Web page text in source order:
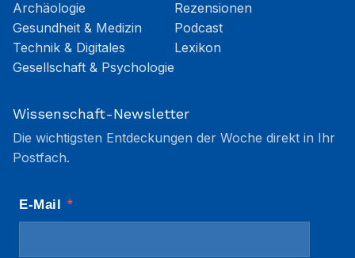
Archäologie
Gesundheit & Medizin
Technik & Digitales
Gesellschaft & Psychologie
Rezensionen
Podcast
Lexikon
Wissenschaft-Newsletter
Die wichtigsten Entdeckungen der Woche direkt in Ihr
Postfach.